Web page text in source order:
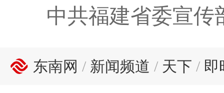
中共福建省委宣传
东南网 / 新闻频道 / 天下 / 即